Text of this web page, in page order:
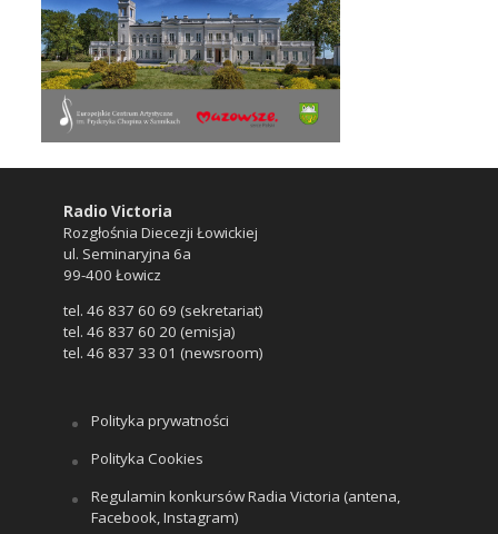
Radio Victoria
Rozgłośnia Diecezji Łowickiej
ul. Seminaryjna 6a
99-400 Łowicz
tel. 46 837 60 69 (sekretariat)
tel. 46 837 60 20 (emisja)
tel. 46 837 33 01 (newsroom)
Polityka prywatności
Polityka Cookies
Regulamin konkursów Radia Victoria (antena,
Facebook, Instagram)